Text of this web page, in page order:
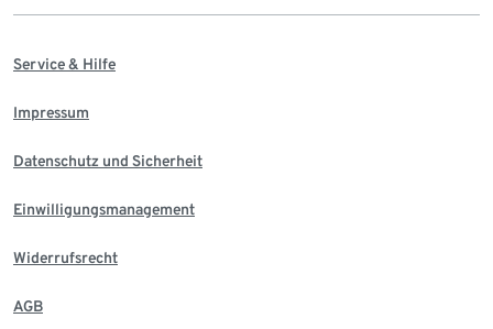
Service & Hilfe
Impressum
Datenschutz und Sicherheit
Einwilligungsmanagement
Widerrufsrecht
AGB